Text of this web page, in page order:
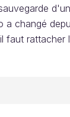
a changé
faut